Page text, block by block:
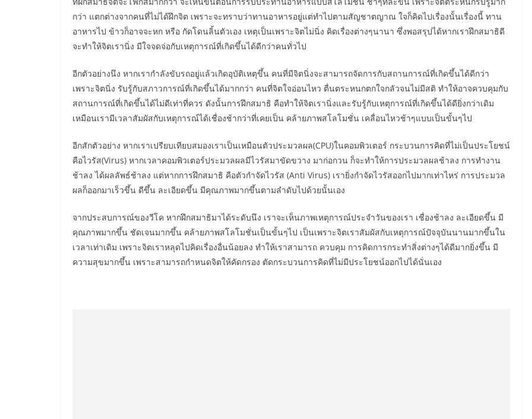
กว่า แตกต่างจากคนที่ไม่ได้ฝึกจิต เพราะจะทราบว่าทานอาหารอยู่แต่ทำไปตามสัญชาตญาณ ใจก็คิดไปเรื่องนั้นเรื่องนี้ ทาน
อาหารไป ข้าวก็อาจจะหก หรือ กัดโดนลิ้นตัวเอง เหตุเป็นเพราะจิตไม่นิ่ง คิดเรื่องต่างๆนานา ซึ่งพอสรุปได้หากเราฝึกสมาธิดี
จะทำให้จิตเรานิ่ง มีใจจดจ่อกับเหตุการณ์ที่เกิดขึ้นได้ดีกว่าคนทั่วไป
อีกตัวอย่างนึง หากเรากำลังขับรถอยู่แล้วเกิดอุบัติเหตุขึ้น คนที่มีจิตนิ่งจะสามารถจัดการกับสถานการณ์ที่เกิดขึ้นได้ดีกว่า
เพราะจิตนิ่ง รับรู้กับสภาวการณ์ที่เกิดขึ้นได้มากกว่า คนที่จิตใจอ่อนไหว ตื่นตระหนกตกใจกลัวจนไม่มีสติ ทำให้อาจควบคุมกับ
สถานการณ์ที่เกิดขึ้นได้ไม่ดีเท่าที่ควร ดังนั้นการฝึกสมาธิ คือทำให้จิตเรานิ่งและรับรู้กับเหตุการณ์ที่เกิดขึ้นได้ดียิ่งกว่าเดิม
เหมือนเรามีเวลาสัมผัสกับเหตุการณ์ได้เชื่องช้ากว่าที่เคยเป็น คล้ายภาพสโลโมชั่น เคลื่อนไหวช้าๆแบบเป็นขั้นๆไป
อีกสักตัวอย่าง หากเราเปรียบเทียบสมองเราเป็นเหมือนตัวประมวลผล(CPU)ในคอมพิวเตอร์ กระบวนการคิดที่ไม่เป็นประโยชน์
คือไวรัส(Virus) หากเวลาคอมพิวเตอร์ประมวลผลมีไวรัสมาขัดขวาง มาก่อกวน ก็จะทำให้การประมวลผลช้าลง การทำงาน
ช้าลง ได้ผลลัพธ์ช้าลง แต่หากการฝึกสมาธิ คือตัวกำจัดไวรัส (Anti Virus) เรายิ่งกำจัดไวรัสออกไปมากเท่าไหร่ การประมวล
ผลก็ออกมาเร็วขึ้น ดีขึ้น ละเอียดขึ้น มีคุณภาพมากขึ้นตามลำดับไปด้วยนั้นเอง
จากประสบการณ์ของวีโค หากฝึกสมาธิมาได้ระดับนึง เราจะเห็นภาพเหตุการณ์ประจำวันของเรา เชื่องช้าลง ละเอียดขึ้น มี
คุณภาพมากขึ้น ชัดเจนมากขึ้น คล้ายภาพสโลโมชั่นเป็นขั้นๆไป เป็นเพราะจิตเราสัมผัสกับเหตุการณ์ปัจจุบันนานมากขึ้นใน
เวลาเท่าเดิม เพราะจิตเราหลุดไปคิดเรื่องอื่นน้อยลง ทำให้เราสามารถ ควบคุม การคิดการกระทำสิ่งต่างๆได้ดีมากยิ่งขึ้น มี
ความสุขมากขึ้น เพราะสามารถกำหนดจิตให้คัดกรอง ตัดกระบวนการคิดที่ไม่มีประโยชน์ออกไปได้นั่นเอง